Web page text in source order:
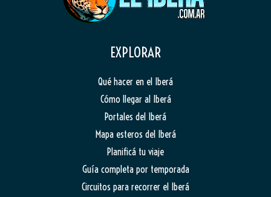
EXPLORAR
Qué hacer en el Iberá
Cómo llegar al Iberá
Portales del Iberá
Mapa esteros del Iberá
Planificá tu viaje
Guía completa por temporada
Circuitos para recorrer el Iberá